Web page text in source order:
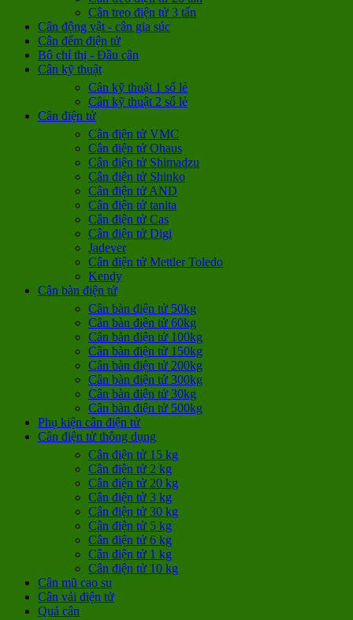
Cân treo điện tử 3 tấn
Cân động vật - cân gia súc
Cân đếm điện tử
Bộ chỉ thị - Đầu cân
Cân kỹ thuật
Cân kỹ thuật 1 số lẻ
Cân kỹ thuật 2 số lẻ
Cân điện tử
Cân điện tử VMC
Cân điện tử Ohaus
Cân điện tử Shimadzu
Cân điện tử Shinko
Cân điện tử AND
Cân điện tử tanita
Cân điện tử Cas
Cân điện tử Digi
Jadever
Cân điện tử Mettler Toledo
Kendy
Cân bàn điện tử
Cân bàn điện tử 50kg
Cân bàn điện tử 60kg
Cân bàn điện tử 100kg
Cân bàn điện tử 150kg
Cân bàn điện tử 200kg
Cân bàn điện tử 300kg
Cân bàn điện tử 30kg
Cân bàn điện tử 500kg
Phụ kiện cân điện tử
Cân điện tử thông dụng
Cân điện tử 15 kg
Cân điện tử 2 kg
Cân điện tử 20 kg
Cân điện tử 3 kg
Cân điện tử 30 kg
Cân điện tử 5 kg
Cân điện tử 6 kg
Cân điện tử 1 kg
Cân điện tử 10 kg
Cân mũ cao su
Cân vải điện tử
Quả cân